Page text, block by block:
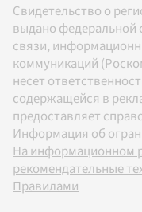
Свидетельство о
выдано федеральной
связи,
коммуникаций
несет
содержащейся в
предоставляет
Информация об
На информационном
рекомендательные
Правилами